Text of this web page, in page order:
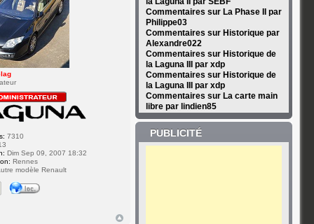
7310
Dim Sep 09, 2007 18:32
Rennes
modèle Renault
Commentaires sur La Phase II par
Philippe03
Commentaires sur Historique par
Alexandre022
Commentaires sur Historique de
la Laguna III par xdp
Commentaires sur Historique de
la Laguna III par xdp
Commentaires sur La carte main
libre par lindien85
PUBLICITÉ